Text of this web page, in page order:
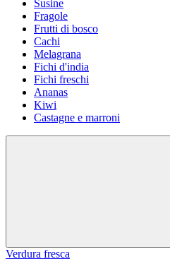
Susine
Fragole
Frutti di bosco
Cachi
Melagrana
Fichi d'india
Fichi freschi
Ananas
Kiwi
Castagne e marroni
Verdura fresca